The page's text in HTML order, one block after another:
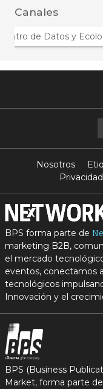
Canales
de Datos y
Nosotros
Privacidad
BPS forma parte de
marketing B2B,
el mercado
eventos, conectamos
tecnológicos
Innovación y el
BPS (Business
Market, forma parte